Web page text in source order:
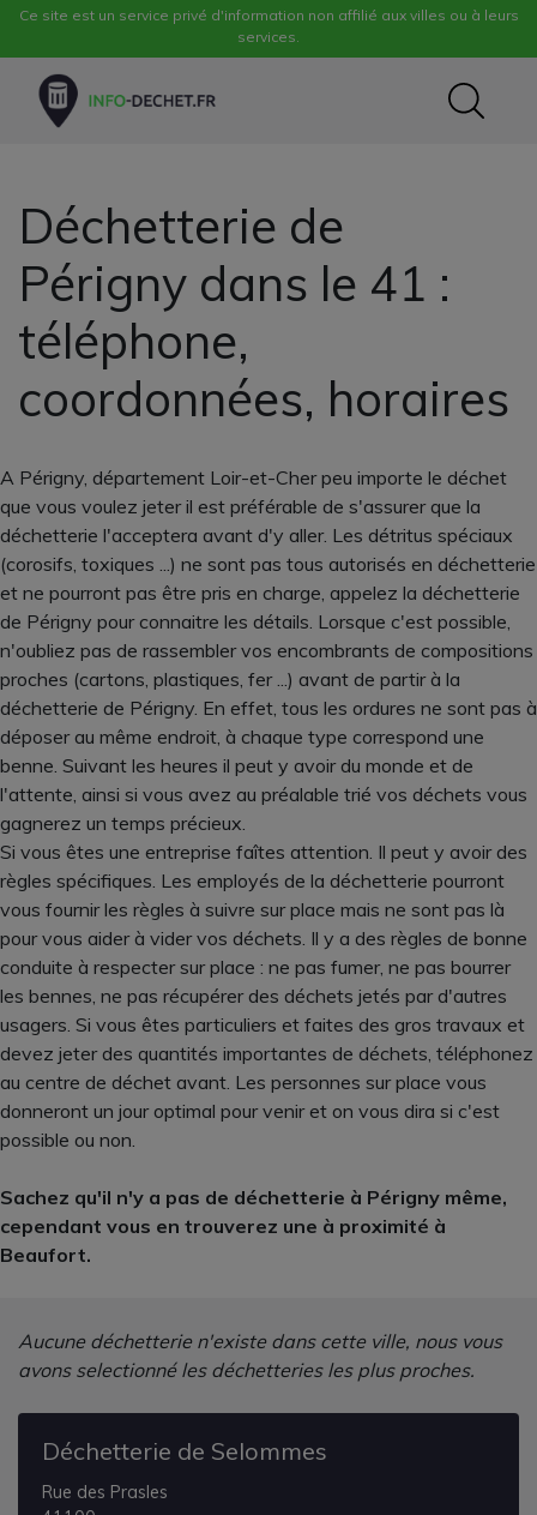
Ce site est un service privé d'information non affilié aux villes ou à leurs
services.
Déchetterie de
Périgny dans le 41 :
téléphone,
coordonnées, horaires
A Périgny, département Loir-et-Cher peu importe le déchet
que vous voulez jeter il est préférable de s'assurer que la
déchetterie l'acceptera avant d'y aller. Les détritus spéciaux
(corosifs, toxiques ...) ne sont pas tous autorisés en déchetterie
et ne pourront pas être pris en charge, appelez la déchetterie
de Périgny pour connaitre les détails. Lorsque c'est possible,
n'oubliez pas de rassembler vos encombrants de compositions
proches (cartons, plastiques, fer ...) avant de partir à la
déchetterie de Périgny. En effet, tous les ordures ne sont pas à
déposer au même endroit, à chaque type correspond une
benne. Suivant les heures il peut y avoir du monde et de
l'attente, ainsi si vous avez au préalable trié vos déchets vous
gagnerez un temps précieux.
Si vous êtes une entreprise faîtes attention. Il peut y avoir des
règles spécifiques. Les employés de la déchetterie pourront
vous fournir les règles à suivre sur place mais ne sont pas là
pour vous aider à vider vos déchets. Il y a des règles de bonne
conduite à respecter sur place : ne pas fumer, ne pas bourrer
les bennes, ne pas récupérer des déchets jetés par d'autres
usagers. Si vous êtes particuliers et faites des gros travaux et
devez jeter des quantités importantes de déchets, téléphonez
au centre de déchet avant. Les personnes sur place vous
donneront un jour optimal pour venir et on vous dira si c'est
possible ou non.
Sachez qu'il n'y a pas de déchetterie à Périgny même,
cependant vous en trouverez une à proximité à
Beaufort.
Aucune déchetterie n'existe dans cette ville, nous vous
avons selectionné les déchetteries les plus proches.
Déchetterie de Selommes
Rue des Prasles